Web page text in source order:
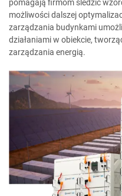
pomagają firmom śledzić
możliwości dalszej
zarządzania budynkami
działaniami w obiekcie,
zarządzania energią.